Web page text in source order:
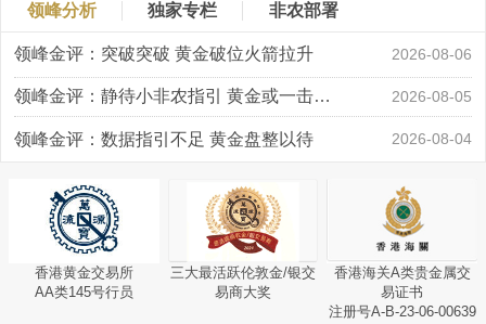
领峰分析 独家专栏 非农部署
领峰金评：突破突破 黄金破位火箭拉升 2026-08-06
领峰金评：静待小非农指引 黄金或一击破局 2026-08-05
领峰金评：数据指引不足 黄金盘整以待 2026-08-04
香港黄金交易所
AA类145号行员
三大最活跃伦敦金/银交
易商大奖
香港海关A类贵金属交
易证书
注册号A-B-23-06-00639